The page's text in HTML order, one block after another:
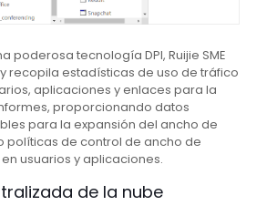
poderosa tecnología DPI, Ruijie SME
recopila estadísticas de uso de tráfico
aplicaciones y enlaces para la
proporcionando datos
para la expansión del ancho de
políticas de control de ancho de
usuarios y aplicaciones.
de la nube